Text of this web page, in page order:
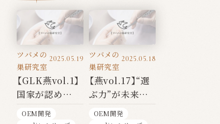
ツバメの
巣研究室
2025.05.19
【GLK燕vol.1】
国家が認め
た“本物のツバ
OEM開発
ツバメの
巣研究室
2025.05.18
【燕vol.17】“選
ぶ力”が未来を
変える──ツバ
OEM開発